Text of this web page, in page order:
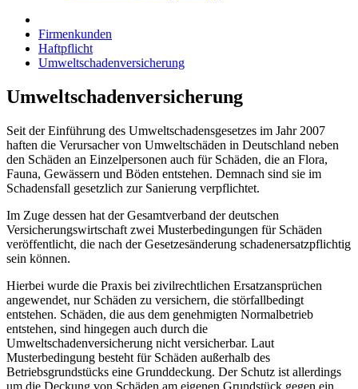
Firmenkunden
Haftpflicht
Umweltschadenversicherung
Umweltschadenversicherung
Seit der Einführung des Umweltschadensgesetzes im Jahr 2007
haften die Verursacher von Umweltschäden in Deutschland neben
den Schäden an Einzelpersonen auch für Schäden, die an Flora,
Fauna, Gewässern und Böden entstehen. Demnach sind sie im
Schadensfall gesetzlich zur Sanierung verpflichtet.
Im Zuge dessen hat der Gesamtverband der deutschen
Versicherungswirtschaft zwei Musterbedingungen für Schäden
veröffentlicht, die nach der Gesetzesänderung schadenersatzpflichtig
sein können.
Hierbei wurde die Praxis bei zivilrechtlichen Ersatzansprüchen
angewendet, nur Schäden zu versichern, die störfallbedingt
entstehen. Schäden, die aus dem genehmigten Normalbetrieb
entstehen, sind hingegen auch durch die
Umweltschadenversicherung nicht versicherbar. Laut
Musterbedingung besteht für Schäden außerhalb des
Betriebsgrundstücks eine Grunddeckung. Der Schutz ist allerdings
um die Deckung von Schäden am eigenen Grundstück gegen ein